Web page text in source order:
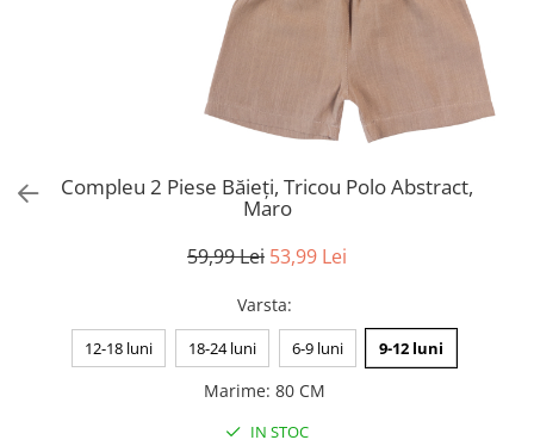
Compleu 2 Piese Băieți, Tricou Polo Abstract,
Maro
59,99 Lei 53,99 Lei
Varsta:
12-18 luni 18-24 luni 6-9 luni 9-12 luni
Marime: 80 CM
IN STOC